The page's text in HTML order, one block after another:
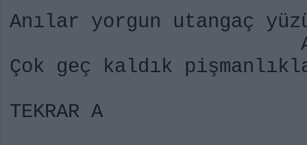
Anılar yorgun utangaç
Çok geç kaldık
TEKRAR A